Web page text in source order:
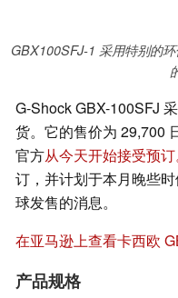
GBX100SFJ-1 采用特别的
G-Shock GBX-100SFJ
货。它的售价为 29,700
官方从今天开始接受预订
订，并计划于本月晚些
球发售的消息。
在亚马逊上查看卡西欧
产品规格